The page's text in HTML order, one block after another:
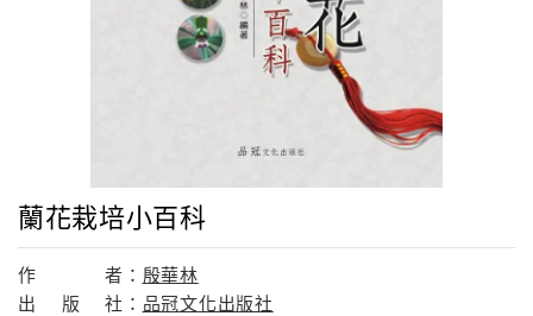
蘭花栽培小百科
作 者： 殷華林
出
版 社： 品冠文化出版社